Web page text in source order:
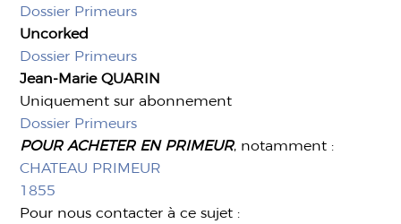
Dossier Primeurs
Uncorked
Dossier Primeurs
Jean-Marie QUARIN
Uniquement sur abonnement
Dossier Primeurs
POUR ACHETER EN PRIMEUR, notamment :
CHATEAU PRIMEUR
1855
Pour nous contacter à ce sujet :